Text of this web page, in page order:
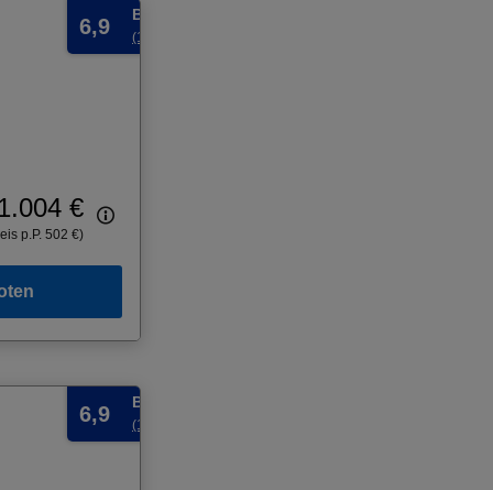
6,9 Befriedigend
(1 Bewertung)
1.004 €
p.P. 502 €)
6,9 Befriedigend
(1 Bewertung)